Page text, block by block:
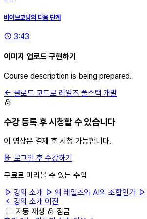
바이브코딩의 다음 단계
3:43
이미지 업로드 구현하기
Course description is being prepared.
클로드 코드로 레일즈 풀스택 개발
수강 등록 후 시청할 수 있습니다
이 영상은 결제 후 시청 가능합니다.
로그인 후 수강하기
무료로 미리볼 수 있는 수업
강의 소개
왜 레일즈와 AI의 조합인가
강의 소개 이전
자동 재생
잠금